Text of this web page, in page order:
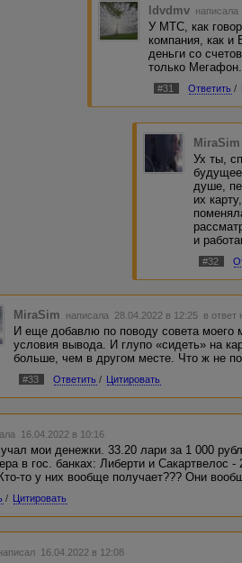
(покупала ее лет 5
когда была в России
безумно дорого - для
хочу быть
дают сделать. А с
видят как содрать
ldvdmv
У МТС, как
компания, как и
деньги со
только Мегафон.
#31 Ответить /
MiraSim
Ух ты,
душе,
их
и
#32
MiraSim написала 28.04.2022 в 12:25 в ответ
И еще добавлю по поводу совета моего
условия вывода. И глупо «сидеть» на
больше, чем в другом месте. Что ж не
#33 Ответить / Цитировать
16.04.2022 в 10:16
мои денежки. 33.20 лари за 1 000
в гос. банках: Либерти и Сакартвелос
то у них вообще получает??? Они
/ Цитировать
16.04.2022 в 12:08